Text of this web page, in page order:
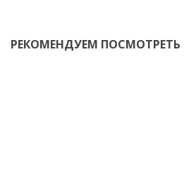
РЕКОМЕНДУЕМ ПОСМОТРЕТЬ